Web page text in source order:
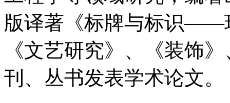
版译著《标牌与标识——
《文艺研究》、《装饰
刊、丛书发表学术论文。